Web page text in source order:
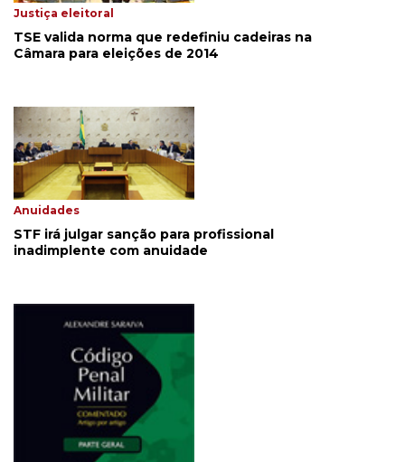
Justiça eleitoral
TSE valida norma que redefiniu cadeiras na
Câmara para eleições de 2014
Anuidades
STF irá julgar sanção para profissional
inadimplente com anuidade